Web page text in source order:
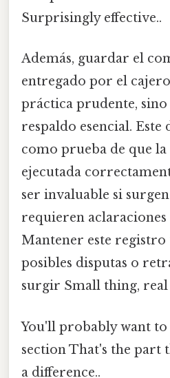
Surprisingly effective..
Además, guardar el
entregado por el
práctica prudente,
respaldo esencial.
como prueba de que
ejecutada
ser invaluable si
requieren
Mantener este registro
posibles disputas o
surgir Small thing, real
You'll probably want
section That's the part
a difference..